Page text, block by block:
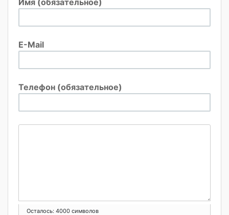
E-Mail
Телефон (обязательное)
Осталось: 4000 символов